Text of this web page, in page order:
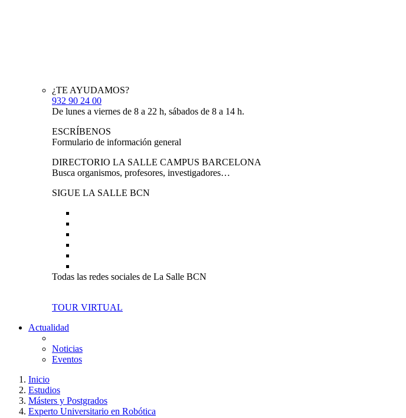
¿TE AYUDAMOS?
932 90 24 00
De lunes a viernes de 8 a 22 h, sábados de 8 a 14 h.
ESCRÍBENOS
Formulario de información general
DIRECTORIO LA SALLE CAMPUS BARCELONA
Busca organismos, profesores, investigadores…
SIGUE LA SALLE BCN
Todas las redes sociales de La Salle BCN
TOUR VIRTUAL
Actualidad
Noticias
Eventos
Inicio
Estudios
Másters y Postgrados
Experto Universitario en Robótica